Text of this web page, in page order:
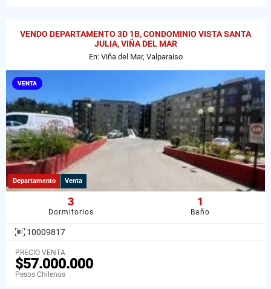
VENDO DEPARTAMENTO 3D 1B, CONDOMINIO VISTA SANTA
JULIA, VIÑA DEL MAR
En: Viña del Mar, Valparaiso
VENTA
Departamento Venta
3
Dormitorios
1
Baño
10009817
PRECIO VENTA
$57.000.000
Pesos Chilenos